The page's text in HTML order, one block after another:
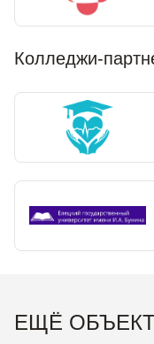
Колледжи-
ЕЩЁ